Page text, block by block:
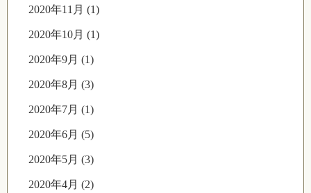
2020年11月 (1)
2020年10月 (1)
2020年9月 (1)
2020年8月 (3)
2020年7月 (1)
2020年6月 (5)
2020年5月 (3)
2020年4月 (2)